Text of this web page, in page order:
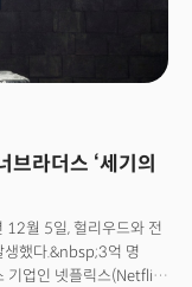
라더스 ‘세기의
12월 5일, 헐리우드와 전
생했다.&nbsp;3억 명
기업인 넷플릭스(Netflix)